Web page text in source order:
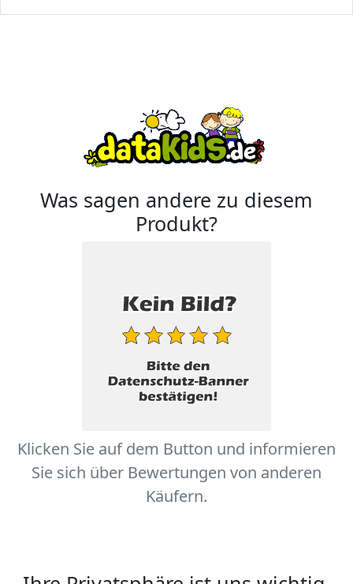
Was sagen andere zu diesem
Produkt?
Klicken Sie auf dem Button und informieren
Sie sich über Bewertungen von anderen
Käufern.